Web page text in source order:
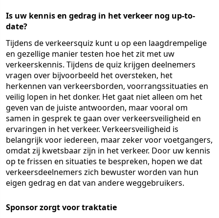
Is uw kennis en gedrag in het verkeer nog up-to-
date?
Tijdens de verkeersquiz kunt u op een laagdrempelige
en gezellige manier testen hoe het zit met uw
verkeerskennis. Tijdens de quiz krijgen deelnemers
vragen over bijvoorbeeld het oversteken, het
herkennen van verkeersborden, voorrangssituaties en
veilig lopen in het donker. Het gaat niet alleen om het
geven van de juiste antwoorden, maar vooral om
samen in gesprek te gaan over verkeersveiligheid en
ervaringen in het verkeer. Verkeersveiligheid is
belangrijk voor iedereen, maar zeker voor voetgangers,
omdat zij kwetsbaar zijn in het verkeer. Door uw kennis
op te frissen en situaties te bespreken, hopen we dat
verkeersdeelnemers zich bewuster worden van hun
eigen gedrag en dat van andere weggebruikers.
Sponsor zorgt voor traktatie